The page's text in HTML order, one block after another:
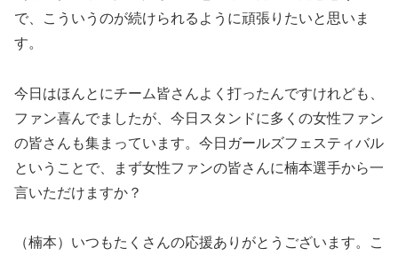
で、こういうのが続けられるように頑張りたいと思いま
す。
今日はほんとにチーム皆さんよく打ったんですけれども、
ファン喜んでましたが、今日スタンドに多くの女性ファン
の皆さんも集まっています。今日ガールズフェスティバル
ということで、まず女性ファンの皆さんに楠本選手から一
言いただけますか？
（楠本）いつもたくさんの応援ありがとうございます。こ